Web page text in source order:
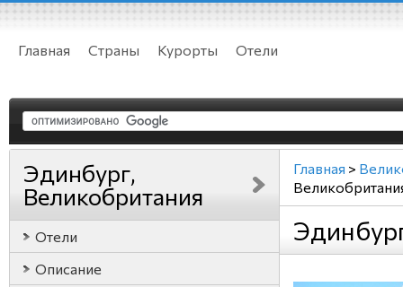
Главная Страны Курорты Отели
Эдинбург,
Великобритания
Отели
Описание
Главная >